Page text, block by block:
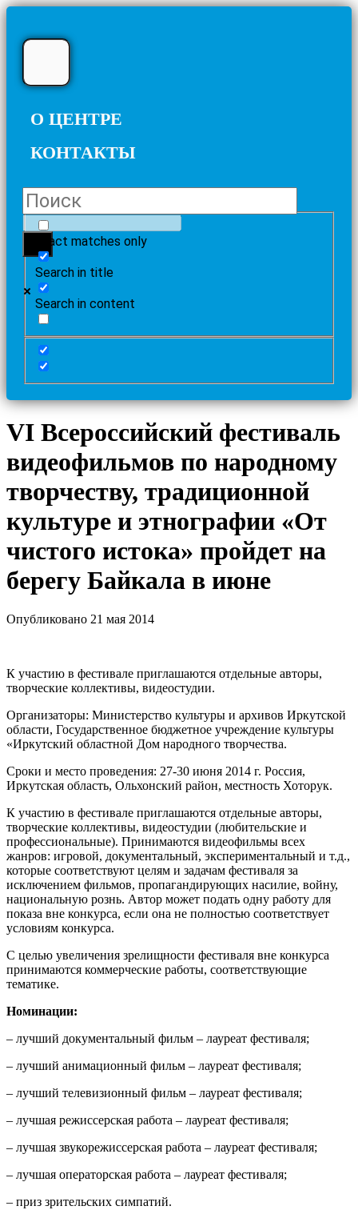
О ЦЕНТРЕ
КОНТАКТЫ
Exact matches only
Search in title
Search in content
VI Всероссийский фестиваль
видеофильмов по народному
творчеству, традиционной
культуре и этнографии «От
чистого истока» пройдет на
берегу Байкала в июне
Опубликовано 21 мая 2014
К участию в фестивале приглашаются отдельные авторы,
творческие коллективы, видеостудии.
Организаторы: Министерство культуры и архивов Иркутской
области, Государственное бюджетное учреждение культуры
«Иркутский областной Дом народного творчества.
Сроки и место проведения: 27-30 июня 2014 г. Россия,
Иркутская область, Ольхонский район, местность Хоторук.
К участию в фестивале приглашаются отдельные авторы,
творческие коллективы, видеостудии (любительские и
профессиональные). Принимаются видеофильмы всех
жанров: игровой, документальный, экспериментальный и т.д.,
которые соответствуют целям и задачам фестиваля за
исключением фильмов, пропагандирующих насилие, войну,
национальную рознь. Автор может подать одну работу для
показа вне конкурса, если она не полностью соответствует
условиям конкурса.
С целью увеличения зрелищности фестиваля вне конкурса
принимаются коммерческие работы, соответствующие
тематике.
Номинации:
– лучший документальный фильм – лауреат фестиваля;
– лучший анимационный фильм – лауреат фестиваля;
– лучший телевизионный фильм – лауреат фестиваля;
– лучшая режиссерская работа – лауреат фестиваля;
– лучшая звукорежиссерская работа – лауреат фестиваля;
– лучшая операторская работа – лауреат фестиваля;
– приз зрительских симпатий.